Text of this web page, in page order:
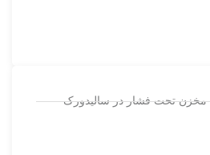
مخزن تحت فشار در سالیدورک